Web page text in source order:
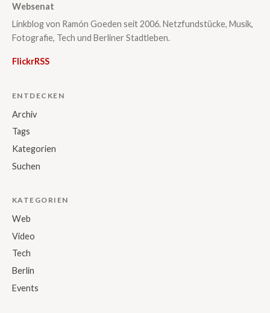
Websenat
Linkblog von Ramón Goeden seit 2006. Netzfundstücke, Musik,
Fotografie, Tech und Berliner Stadtleben.
FlickrRSS
ENTDECKEN
Archiv
Tags
Kategorien
Suchen
KATEGORIEN
Web
Video
Tech
Berlin
Events